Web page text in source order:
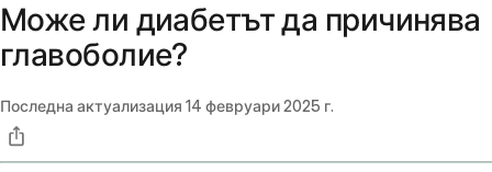
Може ли диабетът да причинява
главоболие?
Последна актуализация 14 февруари 2025 г.